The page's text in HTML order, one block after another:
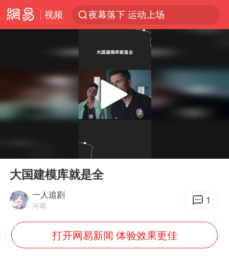
视频
夜幕落下 运动上场
泰交通部副部长回应中国人遭歧视手势
改名后的“青海拉面”店
段绚竞因公牺牲 年仅44岁
1岁宝宝碰坏纸巾盒 宝妈被索赔924元
“空调24小时开着更省电”不实
“不建议大家买深色蛋糕”
公司“上四休三”但要降薪1000元
Play
大国建模库就是全
一人追剧
河南 1
打开网易新闻 体验效果更佳